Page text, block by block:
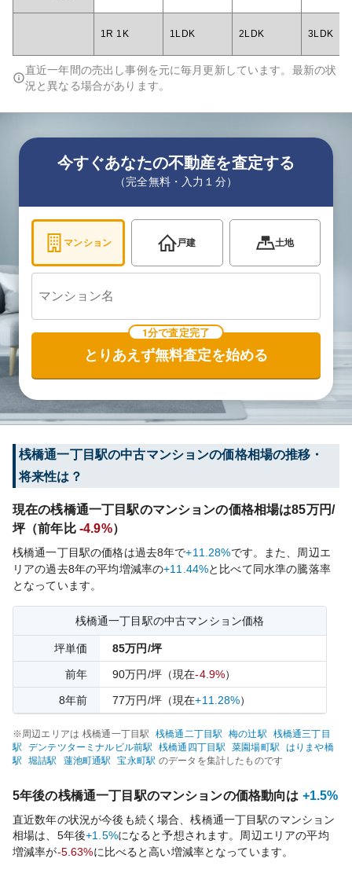
1R 1K 1LDK 2LDK 3LDK
直近一年間の売出し事例を元に毎月更新しています。最新の状
況と異なる場合があります。
今すぐあなたの不動産を査定する
（完全無料・入力１分）
マンション 戸建 土地
1分で査定完了
とりあえず無料査定を始める
桟橋通一丁目駅の中古マンションの価格相場の推移・
将来性は？
現在の桟橋通一丁目駅のマンションの価格相場は85万円/
坪（前年比 -4.9%）
桟橋通一丁目駅の価格は過去8年で+11.28%です。
また、周辺エ
リアの過去8年の平均増減率の+11.44%と比べて同水準の騰落率
となっています。
桟橋通一丁目 駅の中古マンション価格
坪単価 85万円/坪
前年 90万円/坪（現在-4.9%）
8年前 77万円/坪（現在+11.28%）
※周辺エリアは 桟橋通一丁目 駅 桟橋通二丁目駅 梅の辻駅
桟橋通三丁目
駅
デンテツターミナルビル前駅 桟橋通四丁目駅 菜園場町駅
はりまや橋
駅
堀詰駅 蓮池町通駅 宝永町駅 のデータを集計したものです
5年後の桟橋通一丁目駅のマンションの価格動向は +1.5%
直近数年の状況が今後も続く場合、桟橋通一丁目駅のマンション
相場は、5年後+1.5%になると予想されます。周辺エリアの平均
増減率が-5.63%に比べると高い増減率となっています。